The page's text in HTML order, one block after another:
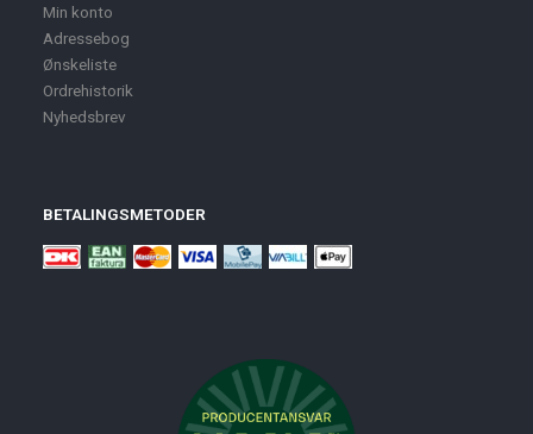
Min konto
Adressebog
Ønskeliste
Ordrehistorik
Nyhedsbrev
BETALINGSMETODER